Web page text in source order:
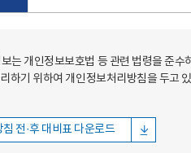
개인정보보호법 등 관련 법령을 준수
하기 위하여 개인정보처리방침을 두고
전·후 대비표 다운로드